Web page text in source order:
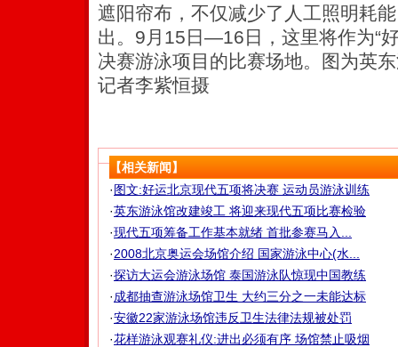
遮阳帘布，不仅减少了人工照明耗
出。9月15日―16日，这里将作为“
决赛游泳项目的比赛场地。图为英
记者李紫恒摄
【相关新闻】
·图文:好运北京现代五项将决赛 运动员游泳训练
·英东游泳馆改建竣工 将迎来现代五项比赛检验
·现代五项筹备工作基本就绪 首批参赛马入...
·2008北京奥运会场馆介绍 国家游泳中心(水...
·探访大运会游泳场馆 泰国游泳队惊现中国教练
·成都抽查游泳场馆卫生 大约三分之一未能达标
·安徽22家游泳场馆违反卫生法律法规被处罚
·花样游泳观赛礼仪:进出必须有序 场馆禁止吸烟